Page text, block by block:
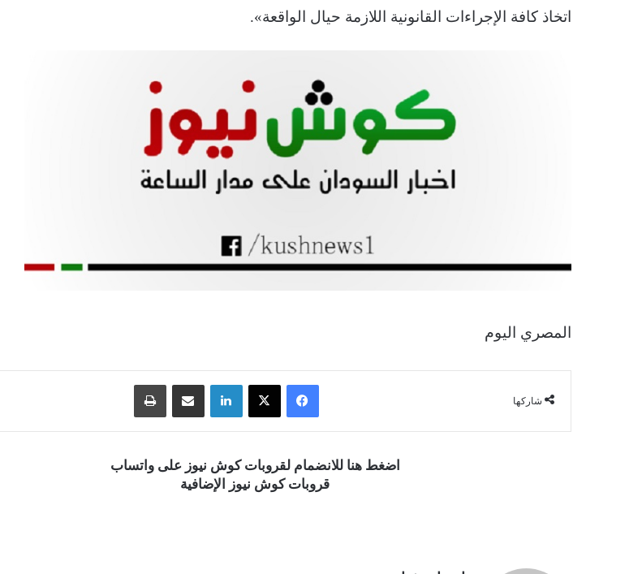
اتخاذ كافة الإجراءات القانونية اللازمة حيال الواقعة».
المصري اليوم
شاركها
فيسبوك ‫X لينكدإن مشاركة عبر البريد
اضغط هنا للانضمام لقروبات كوش نيوز على واتساب
قروبات كوش نيوز الإضافية